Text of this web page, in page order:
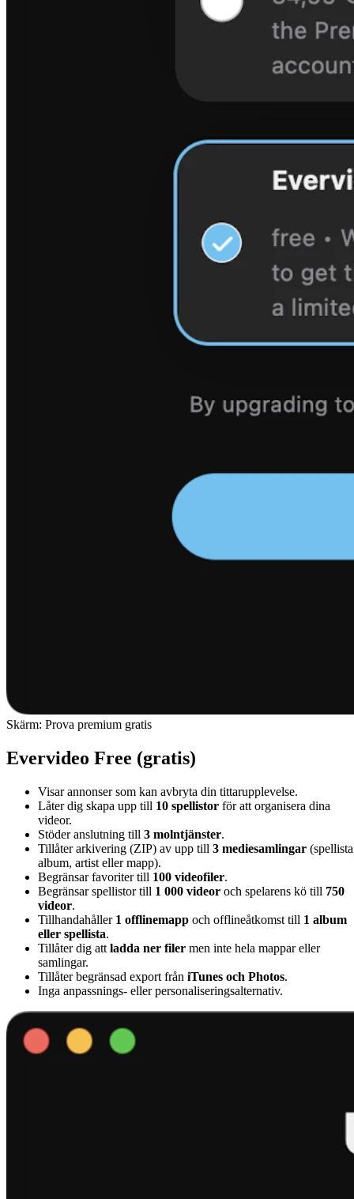
Skärm: Prova premium gratis
Evervideo Free (gratis)
Visar annonser som kan avbryta din tittarupplevelse.
Låter dig skapa upp till 10 spellistor för att organisera dina
videor.
Stöder anslutning till 3 molntjänster.
Tillåter arkivering (ZIP) av upp till 3 mediesamlingar
album, artist eller mapp).
Begränsar favoriter till 100 videofiler.
Begränsar spellistor till 1 000 videor och spelarens kö till 750
videor.
Tillhandahåller 1 offlinemapp och offlineåtkomst till 1 album
eller spellista.
Tillåter dig att ladda ner filer men inte hela mappar eller
samlingar.
Tillåter begränsad export från iTunes och Photos.
Inga anpassnings- eller personaliseringsalternativ.